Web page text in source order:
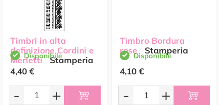
Timbri in alta
definizione Cordini e
Merletti Stamperia
Disponibile
4,40 €
- +
Timbro Bordura
rose
Stamperia
Disponibile
4,10 €
- +